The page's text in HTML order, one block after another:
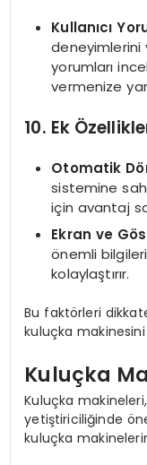
Kullanıcı
deneyimlerini
yorumları
vermenize
10. Ek
Otomatik
sistemine
için avantaj
Ekran ve
önemli
kolaylaştırır.
Bu faktörleri
kuluçka
Kuluçka
Kuluçka
yetiştiriciliğinde
kuluçka